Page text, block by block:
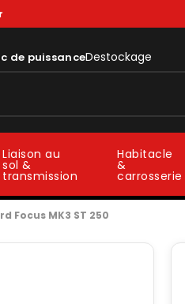
de puissanceDestockage
Liaison au
sol &
transmission
Habitacle
&
carrosserie
Focus MK3 ST 250